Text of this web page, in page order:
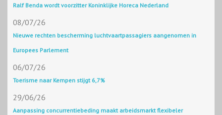
Ralf Benda wordt voorzitter Koninklijke Horeca Nederland
08/07/26
Nieuwe rechten bescherming luchtvaartpassagiers aangenomen in
Europees Parlement
06/07/26
Toerisme naar Kempen stijgt 6,7%
29/06/26
Aanpassing concurrentiebeding maakt arbeidsmarkt flexibeler